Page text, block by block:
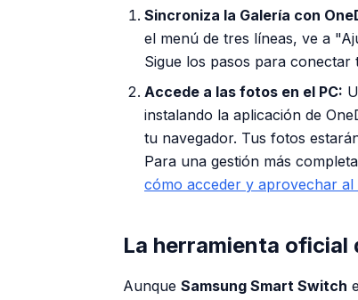
Sincroniza la Galería con
el menú de tres líneas, ve a
Sigue los pasos para
Accede a las fotos en el PC:
instalando la aplicación de
tu navegador. Tus fotos
Para una gestión más
cómo acceder y aprovechar al
La herramienta oficial
Aunque Samsung Smart Switch